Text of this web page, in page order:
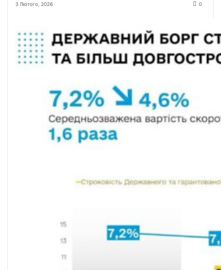
3 Лютого, 2026 0